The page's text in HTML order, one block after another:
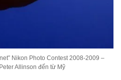
Nikon Photo Contest 2008-2009 –
Allinson đến từ Mỹ